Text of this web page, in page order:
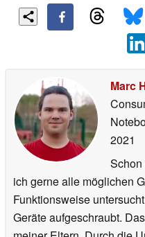
Marc
2021
Schon
ich gerne alle möglichen
Funktionsweise
Geräte aufgeschraubt.